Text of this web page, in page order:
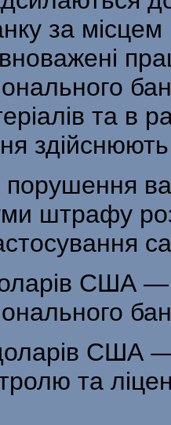
за
та в
здійснюють
штрафу
США —
США —
та